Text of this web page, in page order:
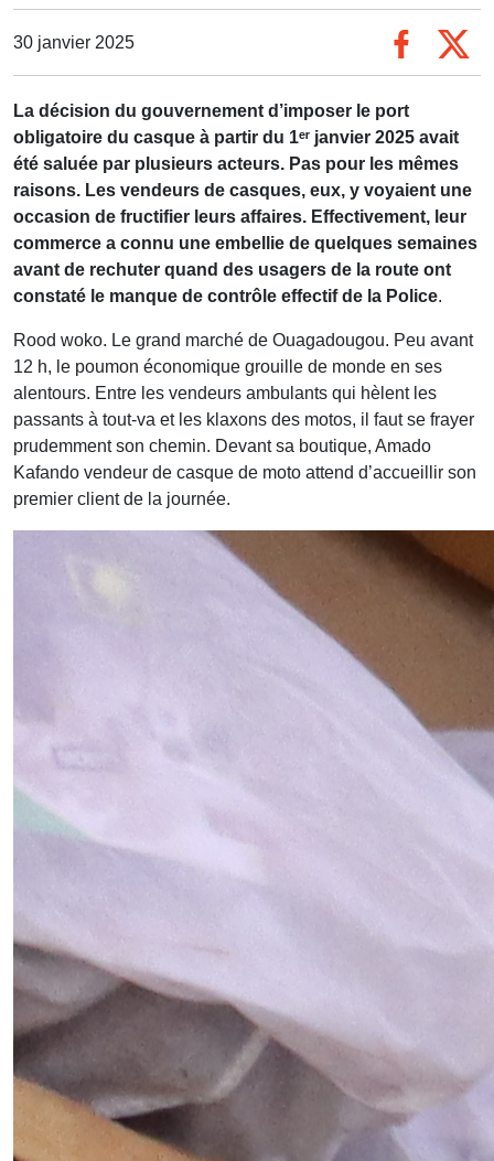
30 janvier 2025
La décision du gouvernement d’imposer le port
obligatoire du casque à partir du 1ᵉʳ janvier 2025 avait
été saluée par plusieurs acteurs. Pas pour les mêmes
raisons. Les vendeurs de casques, eux, y voyaient une
occasion de fructifier leurs affaires. Effectivement, leur
commerce a connu une embellie de quelques semaines
avant de rechuter quand des usagers de la route ont
constaté le manque de contrôle effectif de la Police.
Rood woko. Le grand marché de Ouagadougou. Peu avant
12 h, le poumon économique grouille de monde en ses
alentours. Entre les vendeurs ambulants qui hèlent les
passants à tout-va et les klaxons des motos, il faut se frayer
prudemment son chemin. Devant sa boutique, Amado
Kafando vendeur de casque de moto attend d’accueillir son
premier client de la journée.